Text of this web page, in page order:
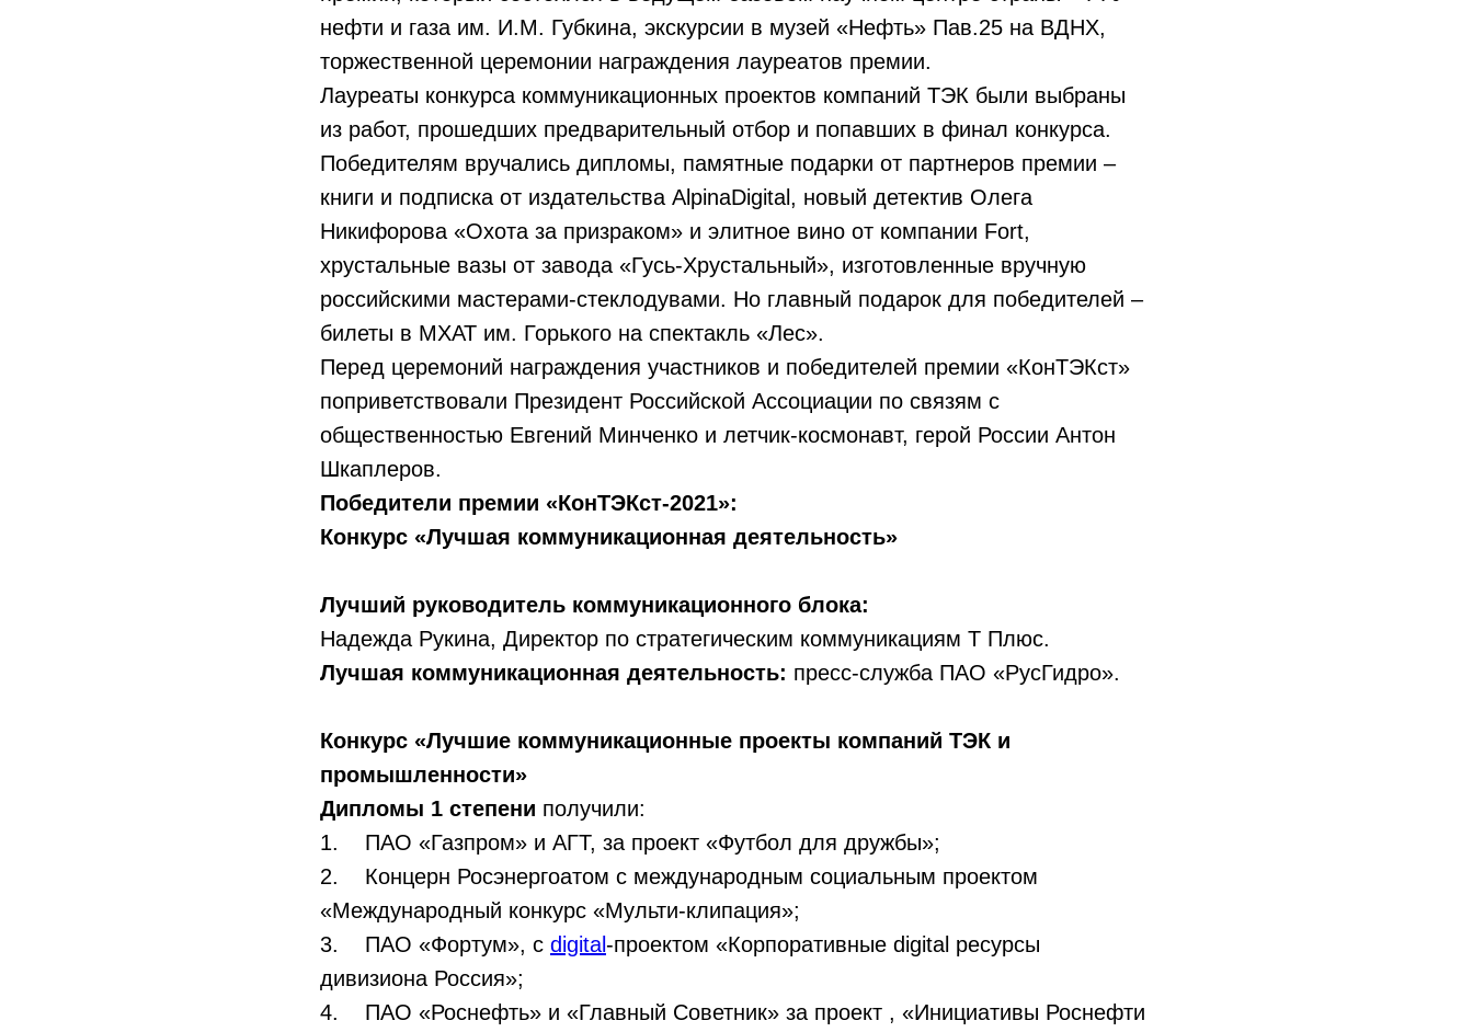
нефти и газа им. И.М. Губкина, экскурсии в музей «Нефть» Пав.25 на ВДНХ,
торжественной церемонии награждения лауреатов премии.
Лауреаты конкурса коммуникационных проектов компаний ТЭК были выбраны
из работ, прошедших предварительный отбор и попавших в финал конкурса.
Победителям вручались дипломы, памятные подарки от партнеров премии –
книги и подписка от издательства AlpinaDigital, новый детектив Олега
Никифорова «Охота за призраком» и элитное вино от компании Fort,
хрустальные вазы от завода «Гусь-Хрустальный», изготовленные вручную
российскими мастерами-стеклодувами. Но главный подарок для победителей –
билеты в МХАТ им. Горького на спектакль «Лес».
Перед церемоний награждения участников и победителей премии «КонТЭКст»
поприветствовали Президент Российской Ассоциации по связям с
общественностью Евгений Минченко и летчик-космонавт, герой России Антон
Шкаплеров.
Победители премии «КонТЭКст-2021»:
Конкурс «Лучшая коммуникационная деятельность»
Лучший руководитель коммуникационного блока:
Надежда Рукина, Директор по стратегическим коммуникациям Т Плюс.
Лучшая коммуникационная деятельность: пресс-служба ПАО «РусГидро».
Конкурс «Лучшие коммуникационные проекты компаний ТЭК и
промышленности»
Дипломы 1 степени получили:
1. ПАО «Газпром» и АГТ, за проект «Футбол для дружбы»;
2. Концерн Росэнергоатом с международным социальным проектом
«Международный конкурс «Мульти-клипация»;
3. ПАО «Фортум», с digital-проектом «Корпоративные digital ресурсы
дивизиона Россия»;
4. ПАО «Роснефть» и «Главный Советник» за проект , «Инициативы Роснефти